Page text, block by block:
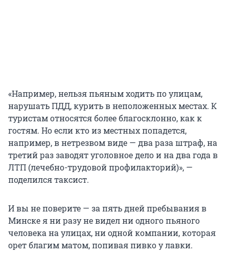
«Например, нельзя пьяным ходить по улицам,
нарушать ПДД, курить в неположенных местах. К
туристам относятся более благосклонно, как к
гостям. Но если кто из местных попадется,
например, в нетрезвом виде — два раза штраф, на
третий раз заводят уголовное дело и на два года в
ЛТП (лечебно-трудовой профилакторий)», —
поделился таксист.
И вы не поверите — за пять дней пребывания в
Минске я ни разу не видел ни одного пьяного
человека на улицах, ни одной компании, которая
орет благим матом, попивая пивко у лавки.